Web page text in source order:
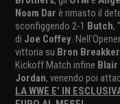
Noam Dar è rimasto il
sconfiggendo 2-1 Butch,
di Joe Coffey. Nell'Opener
vittoria su Bron Breakker
Kickoff Match infine Blair
Jordan, venendo poi
LA WWE E' IN